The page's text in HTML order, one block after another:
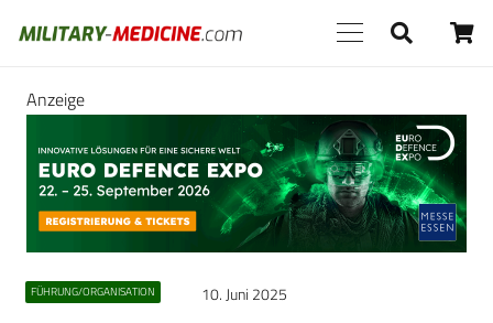
Anzeige
FÜHRUNG/ORGANISATION 10. Juni 2025